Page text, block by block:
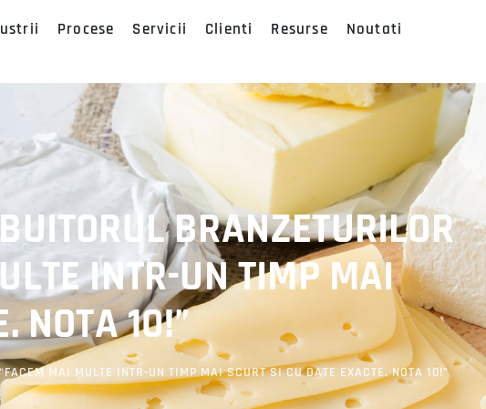
Procese Servicii Clienti Resurse
Noutati
BRANZETURILOR
INTR-UN TIMP MAI
NOTA 10!”
MAI MULTE INTR-UN TIMP MAI SCURT SI CU DATE EXACTE. NOTA 10!”